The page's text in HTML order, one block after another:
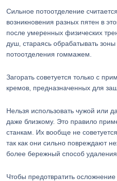
Сильное потоотделение
возникновения разных пятен в
после умеренных физических
душ, стараясь обрабатывать
потоотделения гоммажем.
Загорать советуется только с
кремов, предназначенных для
Нельзя использовать чужой или
даже близкому. Это правило
станкам. Их вообще не
так как они сильно повреждают
более бережный способ
Чтобы предотвратить